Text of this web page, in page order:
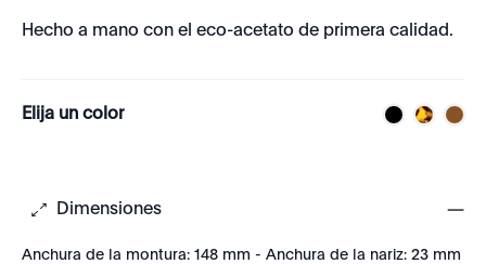
Hecho a mano con el eco-acetato de primera calidad.
Elija un color
Dimensiones
Anchura de la montura: 148 mm - Anchura de la nariz: 23 mm